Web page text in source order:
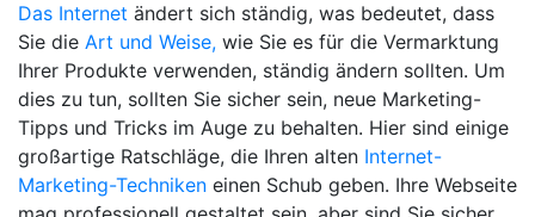
Das Internet ändert sich ständig, was bedeutet, dass
Sie die Art und Weise, wie Sie es für die Vermarktung
Ihrer Produkte verwenden, ständig ändern sollten. Um
dies zu tun, sollten Sie sicher sein, neue Marketing-
Tipps und Tricks im Auge zu behalten. Hier sind einige
großartige Ratschläge, die Ihren alten Internet-
Marketing-Techniken einen Schub geben. Ihre Webseite